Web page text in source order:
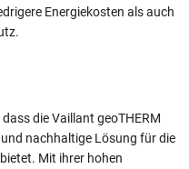
Energiekosten als auch
die Vaillant geoTHERM
nachhaltige Lösung für die
Mit ihrer hohen